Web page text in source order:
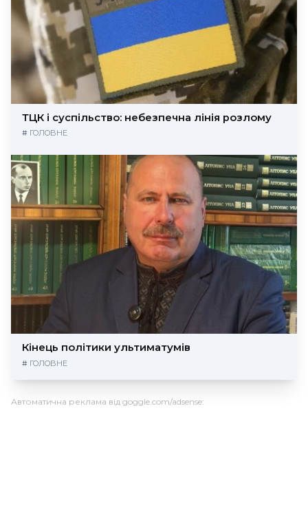
ТЦК і суспільство: небезпечна лінія розлому
# ГОЛОВНЕ
Кінець політики ультиматумів
# ГОЛОВНЕ
Автоматична реклама від goggle.com/adsense: